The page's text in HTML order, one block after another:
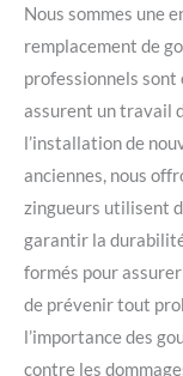
Nous sommes une
remplacement de
professionnels sont
assurent un travail
l’installation de
anciennes, nous
zingueurs utilisent
garantir la
formés pour
de prévenir tout
l’importance des
contre les